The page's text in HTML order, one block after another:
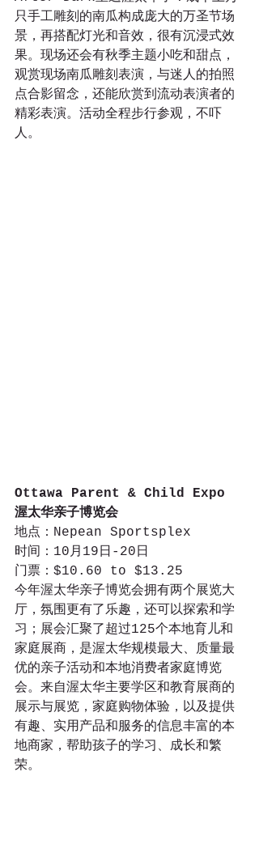
只手工雕刻的南瓜构成庞大的万圣节场
景，再搭配灯光和音效，很有沉浸式效
果。现场还会有秋季主题小吃和甜点，
观赏现场南瓜雕刻表演，与迷人的拍照
点合影留念，还能欣赏到流动表演者的
精彩表演。活动全程步行参观，不吓
人。
Ottawa Parent & Child Expo
渥太华亲子博览会
地点：Nepean Sportsplex
时间：10月19日-20日
门票：$10.60 to $13.25
今年渥太华亲子博览会拥有两个展览大
厅，氛围更有了乐趣，还可以探索和学
习；展会汇聚了超过125个本地育儿和
家庭展商，是渥太华规模最大、质量最
优的亲子活动和本地消费者家庭博览
会。来自渥太华主要学区和教育展商的
展示与展览，家庭购物体验，以及提供
有趣、实用产品和服务的信息丰富的本
地商家，帮助孩子的学习、成长和繁
荣。